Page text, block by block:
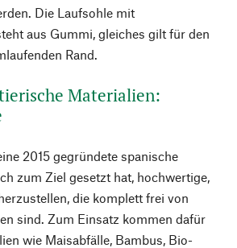
Die Laufsohle mit
aus Gummi, gleiches gilt für den
Rand.
Materialien:
2015 gegründete spanische
zum Ziel gesetzt hat, hochwertige,
die komplett frei von
sind. Zum Einsatz kommen dafür
wie Maisabfälle, Bambus, Bio-